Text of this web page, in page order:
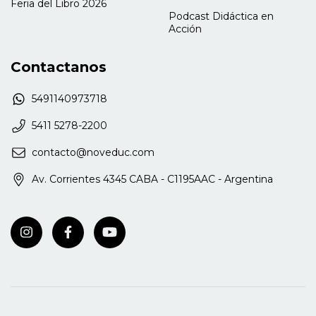
Fischman), Editorial Miño y Dávila, 2011 y Difusión
de derechos y ciudadanía en la escuela
(compilador), EUDEBA, 2012.
Feria del Libro 2026
Podcast Didáctica en
Acción
Contactanos
5491140973718
5411 5278-2200
contacto@noveduc.com
Av. Corrientes 4345 CABA - C1195AAC - Argentina